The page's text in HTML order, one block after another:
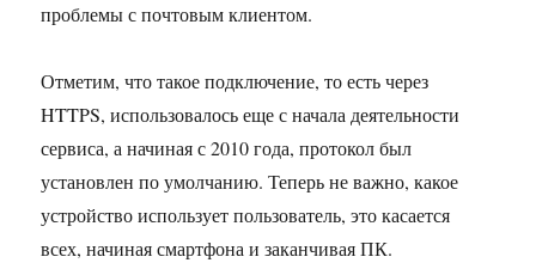
проблемы с почтовым клиентом.
Отметим, что такое подключение, то есть через
HTTPS, использовалось еще с начала деятельности
сервиса, а начиная с 2010 года, протокол был
установлен по умолчанию. Теперь не важно, какое
устройство использует пользователь, это касается
всех, начиная смартфона и заканчивая ПК.